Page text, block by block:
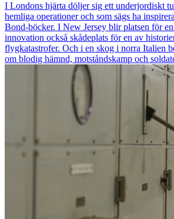
I Londons hjärta döljer sig ett underjordiskt
hemliga operationer och som sägs ha
Bond-böcker. I New Jersey blir platsen för
innovation också skådeplats för en av
flygkatastrofer. Och i en skog i norra Italien
om blodig hämnd, motståndskamp och